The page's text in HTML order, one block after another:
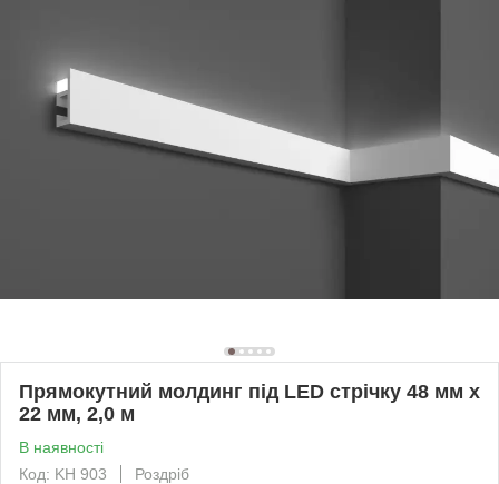
Прямокутний молдинг під LED стрічку 48 мм х
22 мм, 2,0 м
В наявності
Код: KH 903
Роздріб